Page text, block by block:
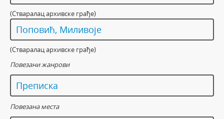
(Стваралац архивске грађе)
Поповић, Миливоје
(Стваралац архивске грађе)
Повезани жанрови
Преписка
Повезана места